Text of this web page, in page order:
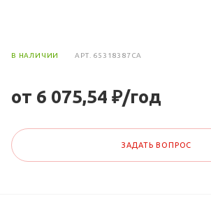
В НАЛИЧИИ АРТ. 65318387CA
от 6 075,54 ₽/год
ЗАДАТЬ ВОПРОС